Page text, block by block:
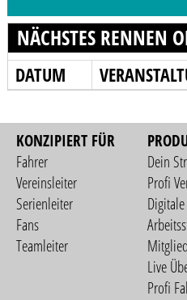
NÄCHSTES RENNEN
DATUM
KONZIPIERT FÜR
Fahrer
Vereinsleiter
Serienleiter
Fans
Teamleiter
Dein
Profi
Live
Profi